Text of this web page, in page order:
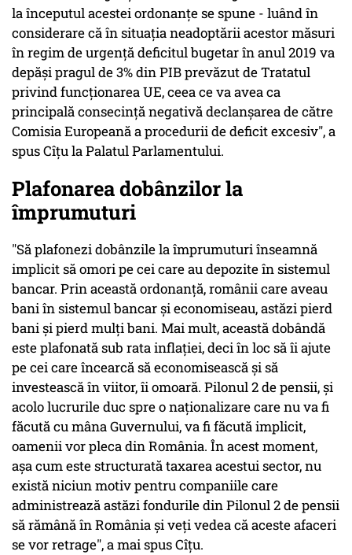
la începutul acestei ordonanţe se spune - luând în
considerare că în situaţia neadoptării acestor măsuri
în regim de urgenţă deficitul bugetar în anul 2019 va
depăşi pragul de 3% din PIB prevăzut de Tratatul
privind funcţionarea UE, ceea ce va avea ca
principală consecinţă negativă declanşarea de către
Comisia Europeană a procedurii de deficit excesiv", a
spus Cîţu la Palatul Parlamentului.
Plafonarea dobânzilor la
împrumuturi
"Să plafonezi dobânzile la împrumuturi înseamnă
implicit să omori pe cei care au depozite în sistemul
bancar. Prin această ordonanţă, românii care aveau
bani în sistemul bancar şi economiseau, astăzi pierd
bani şi pierd mulţi bani. Mai mult, această dobândă
este plafonată sub rata inflaţiei, deci în loc să îi ajute
pe cei care încearcă să economisească şi să
investească în viitor, îi omoară. Pilonul 2 de pensii, şi
acolo lucrurile duc spre o naţionalizare care nu va fi
făcută cu mâna Guvernului, va fi făcută implicit,
oamenii vor pleca din România. În acest moment,
aşa cum este structurată taxarea acestui sector, nu
există niciun motiv pentru companiile care
administrează astăzi fondurile din Pilonul 2 de pensii
să rămână în România şi veţi vedea că aceste afaceri
se vor retrage", a mai spus Cîţu.